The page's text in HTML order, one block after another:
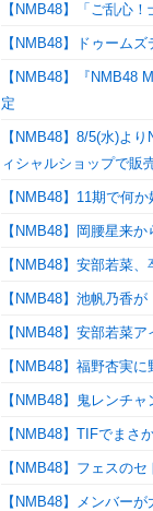
【NMB48】「ご乱心
【NMB48】ドゥーム
【NMB48】『NMB48
定
【NMB48】8/5(水)よ
ィシャルショップで販
【NMB48】11期で何
【NMB48】岡腰星来
【NMB48】安部若菜
【NMB48】池帆乃香
【NMB48】安部若菜
【NMB48】福野杏実
【NMB48】鬼レンチ
【NMB48】TIFでまさ
【NMB48】フェスのセ
【NMB48】メンバー